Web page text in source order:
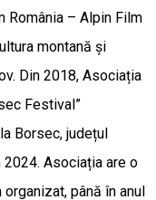
România – Alpin Film
montană și
Din 2018, Asociația
Festival”
Borsec, județul
2024. Asociația are o
până în anul